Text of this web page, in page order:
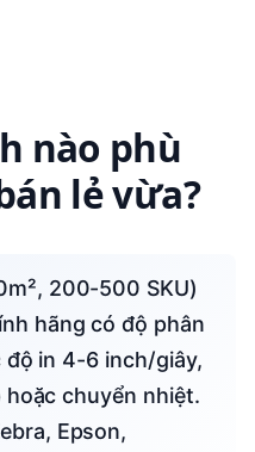
nào phù
lẻ vừa?
hãng có độ phân
in 4-6 inch/giây,
chuyển nhiệt.
Epson,